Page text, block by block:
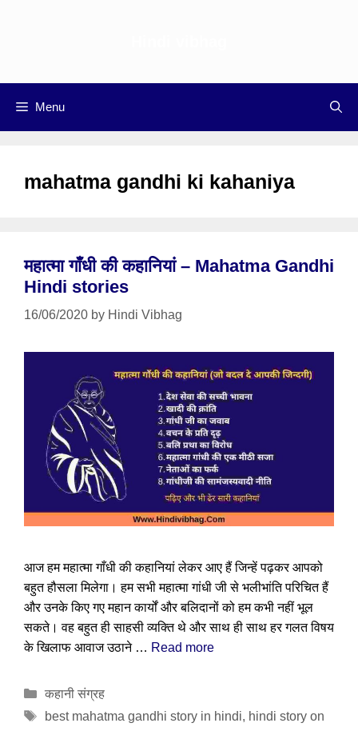
Menu
mahatma gandhi ki kahaniya
महात्मा गाँधी की कहानियां – Mahatma Gandhi
Hindi stories
16/06/2020 by Hindi Vibhag
आज हम महात्मा गाँधी की कहानियां लेकर आए हैं जिन्हें पढ़कर आपको
बहुत हौसला मिलेगा। हम सभी महात्मा गांधी जी से भलीभांति परिचित हैं
और उनके किए गए महान कार्यों और बलिदानों को हम कभी नहीं भूल
सकते। वह बहुत ही साहसी व्यक्ति थे और साथ ही साथ हर गलत विषय
के खिलाफ आवाज उठाने … Read more
Categories
कहानी संग्रह
Tags
best mahatma gandhi story in hindi, hindi story on